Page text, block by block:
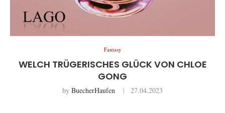
Fantasy
WELCH TRÜGERISCHES GLÜCK VON CHLOE
GONG
by BuecherHaufen 27.04.2023